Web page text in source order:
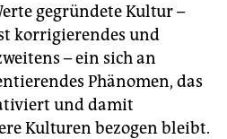
gegründete Kultur –
korrigierendes und
– ein sich an
Phänomen, das
und damit
Kulturen bezogen bleibt.